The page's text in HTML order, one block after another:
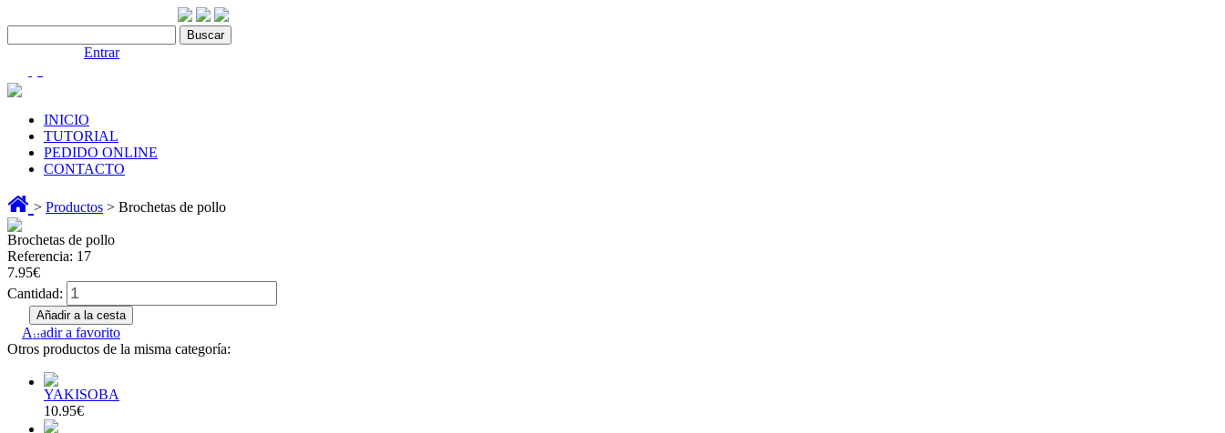
Entrar
INICIO
TUTORIAL
PEDIDO ONLINE
CONTACTO
> Productos > Brochetas de pollo
Brochetas de pollo
Referencia: 17
7.95€
Cantidad:
Añadir a favorito
Otros productos de la misma categoría:
YAKISOBA
10.95€